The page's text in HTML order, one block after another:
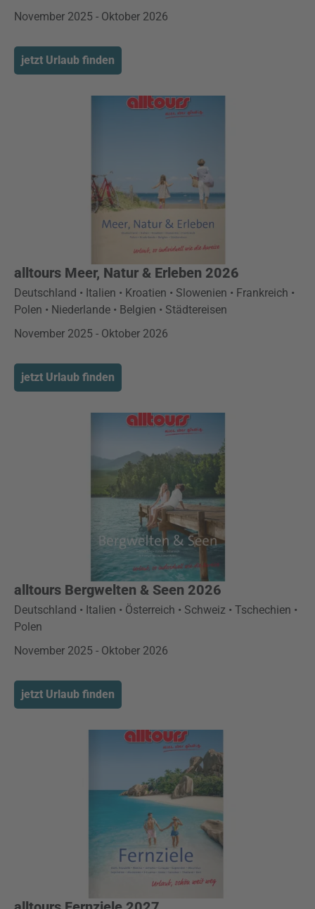
November 2025 - Oktober 2026
jetzt Urlaub finden
alltours Meer, Natur & Erleben 2026
Deutschland • Italien • Kroatien • Slowenien • Frankreich •
Polen • Niederlande • Belgien • Städtereisen
November 2025 - Oktober 2026
jetzt Urlaub finden
alltours Bergwelten & Seen 2026
Deutschland • Italien • Österreich • Schweiz • Tschechien •
Polen
November 2025 - Oktober 2026
jetzt Urlaub finden